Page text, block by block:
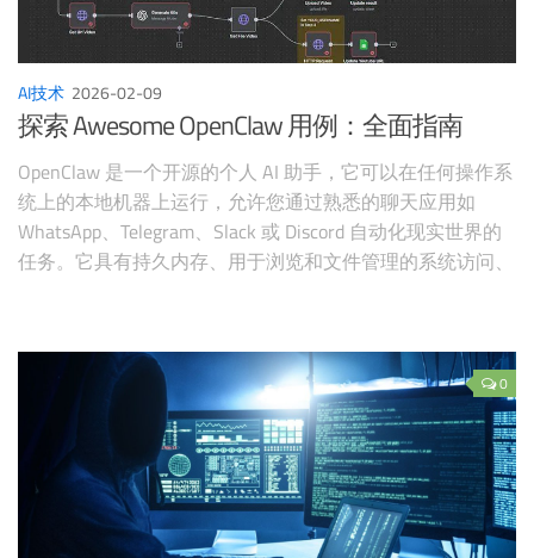
AI技术 2026-02-09
探索 Awesome OpenClaw 用例：全面指南
OpenClaw 是一个开源的个人 AI 助手，它可以在任何操作系
统上的本地机器上运行，允许您通过熟悉的聊天应用如
WhatsApp、Telegram、Slack 或 Discord 自动化现实世界的
任务。它具有持久内存、用于浏览和文件管理的系统访问、
（如电子邮件管理、提醒），以
0